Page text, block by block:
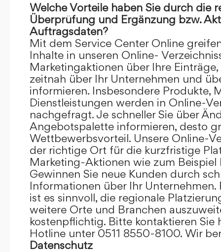
Welche Vorteile haben Sie durch die
Überprüfung und Ergänzung bzw.
Auftragsdaten?
Mit dem Service Center Online
Inhalte in unseren Online-
Marketingaktionen über Ihre
zeitnah über Ihr Unternehmen und
informieren. Insbesondere Produkte,
Dienstleistungen werden in Online-
nachgefragt. Je schneller Sie über
Angebotspalette informieren, desto
Wettbewerbsvorteil. Unsere Online-
der richtige Ort für die kurzfristige
Marketing-Aktionen wie zum Beispiel
Gewinnen Sie neue Kunden durch
Informationen über Ihr Unternehmen.
ist es sinnvoll, die regionale
weitere Orte und Branchen
kostenpflichtig. Bitte kontaktieren Sie
Hotline unter 0511 8550-8100. Wir
Datenschutz